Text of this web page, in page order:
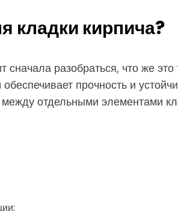
кладки кирпича?
разобраться, что же
прочность и
отдельными элементами